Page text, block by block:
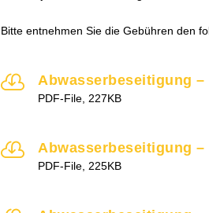
Bitte entnehmen Sie die Gebühren den
 Abwasserbeseitigung –
PDF-File, 227KB
 Abwasserbeseitigung –
PDF-File, 225KB